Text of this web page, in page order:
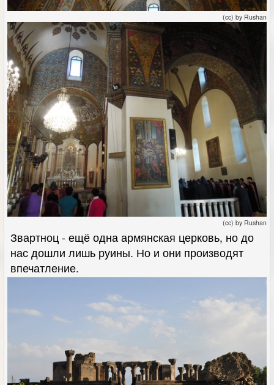
(cc) by Rushan
(cc) by Rushan
Звартноц - ещё одна армянская церковь, но до
нас дошли лишь руины. Но и они производят
впечатление.